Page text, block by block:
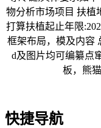
物分析市场项目 扶植
打算扶植起止年限
框架布局，模及内容
d及图片均可编纂点
板，熊
快捷导航